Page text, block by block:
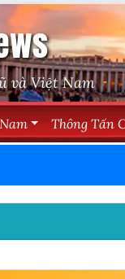
và Việt Nam
Thông Tấn